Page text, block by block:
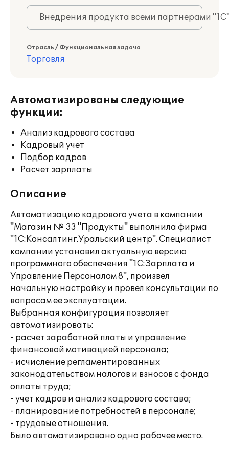
Внедрения продукта всеми партнерами
Отрасль / Функциональная задача
Торговля
Автоматизированы следующие
функции:
Анализ кадрового состава
Кадровый учет
Подбор кадров
Расчет зарплаты
Описание
Автоматизацию кадрового учета в компании
"Магазин № 33 "Продукты" выполнила фирма
"1С:Консалтинг.Уральский центр". Специалист
компании установил актуальную версию
программного обеспечения "1С:Зарплата и
Управление Персоналом 8", произвел
начальную настройку и провел консультации по
вопросам ее эксплуатации.
Выбранная конфигурация позволяет
автоматизировать:
- расчет заработной платы и управление
финансовой мотивацией персонала;
- исчисление регламентированных
законодательством налогов и взносов с фонда
оплаты труда;
- учет кадров и анализ кадрового состава;
- планирование потребностей в персонале;
- трудовые отношения.
Было автоматизировано одно рабочее место.